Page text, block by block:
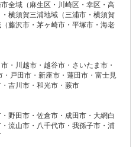
全域（麻生区・川崎区・幸区・高
横須賀三浦地域（三浦市・横須賀
藤沢市・茅ヶ崎市・平塚市・海老
・川越市・越谷市・さいたま市・
戸田市・新座市・蓮田市・富士見
吉川市・和光市・蕨市
野田市・佐倉市・成田市・大網白
流山市・八千代市・我孫子市・浦